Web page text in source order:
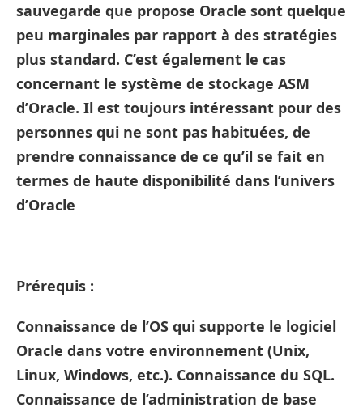
sauvegarde que propose Oracle sont quelque
peu marginales par rapport à des stratégies
plus standard. C’est également le cas
concernant le système de stockage ASM
d’Oracle. Il est toujours intéressant pour des
personnes qui ne sont pas habituées, de
prendre connaissance de ce qu’il se fait en
termes de haute disponibilité dans l’univers
d’Oracle
Prérequis :
Connaissance de l’OS qui supporte le logiciel
Oracle dans votre environnement (Unix,
Linux, Windows, etc.). Connaissance du SQL.
Connaissance de l’administration de base